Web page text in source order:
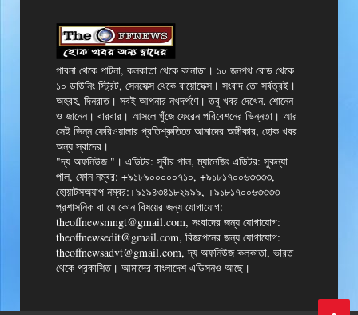
পাবনা থেকে পাটনা, কলকাতা থেকে কানাডা। ১০ জনপথ রোড থেকে
১০ ডাউনিং স্ট্রিট, সেনসেক্স থেকে বায়োসেক্স। সংবাদ তো সর্বত্রই।
অহরহ, দিনরাত। সবই আপনার নখদর্পণে। তবু খবর দেখেন, শোনেন
ও জানেন। বারবার। আসলে খুঁজে ফেরেন পরিবেশনের ভিন্নতা। আর
সেই ভিন্ন ফেরিওয়ালার প্রতিশ্রুতিতে আমাদের অঙ্গীকার, হোক খবর
অন্য স্বাদের।
"দ্য অফনিউজ "। এডিটর: সুবীর পাল, ম্যানেজিং এডিটর: সুকন্যা
পাল, ফোন নম্বর: +৯১৮৯০০০০০৭১০, +৯১৮১৭০০৬৩৩৩৩,
হোয়াটসঅ্যাপ নম্বর:+৯১৯৪৩৪১৮২৯৯৯, +৯১৮১৭০০৬৩৩৩৩
প্রশাসনিক বা যে কোন বিষয়ের জন্য যোগাযোগ:
theoffnewsmngt@gmail.com, সংবাদের জন্য যোগাযোগ:
theoffnewsedit@gmail.com, বিজ্ঞাপনের জন্য যোগাযোগ:
theoffnewsadvt@gmail.com, দ্য অফনিউজ কলকাতা, ভারত
থেকে প্রকাশিত। আমাদের বাংলাদেশ এডিসনও আছে।